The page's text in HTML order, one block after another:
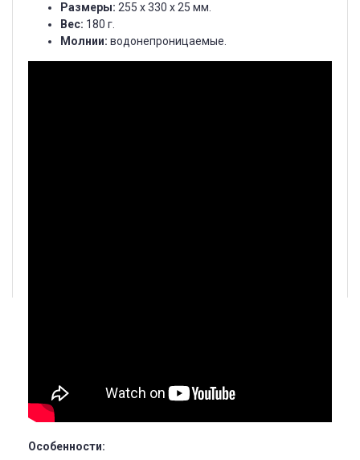
Размеры: 255 х 330 х 25 мм.
Вес: 180 г.
Молнии: водонепроницаемые.
Особенности: